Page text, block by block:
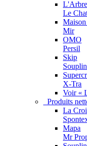
Le
Mir
OMO
Persil
Skip
X-Tra
Voir «
Produits
La
Mapa
Mr